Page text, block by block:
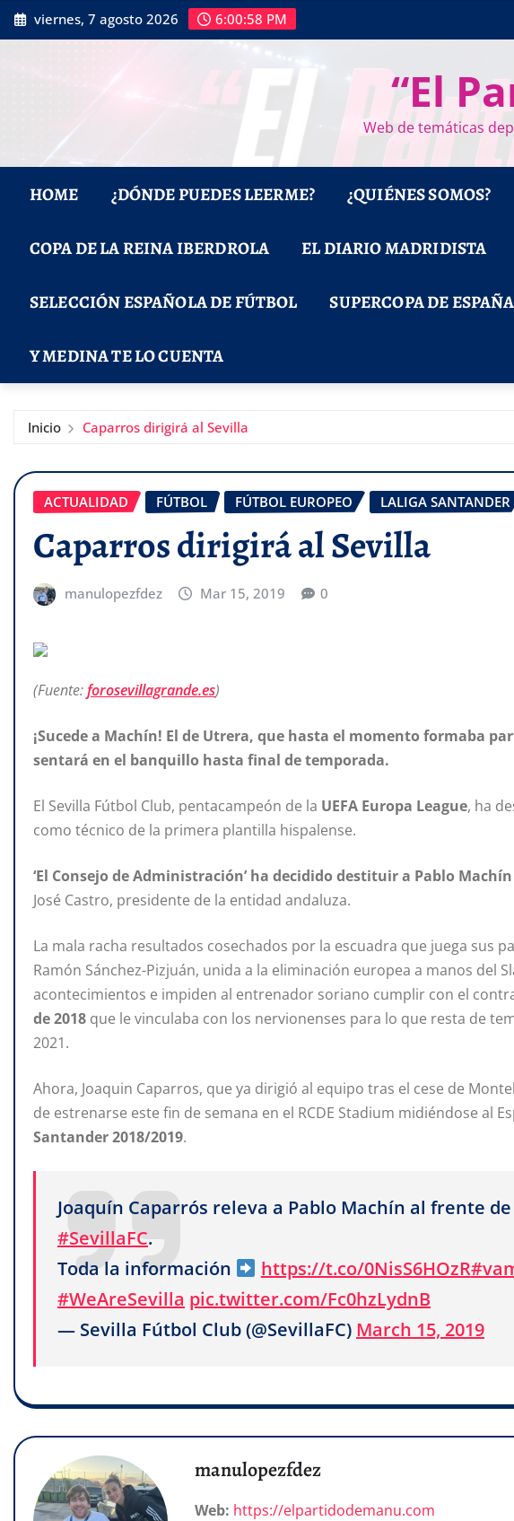
Saltar
al
viernes, 7 agosto 2026 6:00:59 PM
“El
Web de temáticas
HOME ¿DÓNDE PUEDES LEERME? ¿QUIÉNES SOMOS?
COPA DE LA REINA IBERDROLA EL DIARIO MADRIDISTA
SELECCIÓN ESPAÑOLA DE FÚTBOL SUPERCOPA DE
Y MEDINA TE LO CUENTA
Inicio Caparros dirigirá al Sevilla
ACTUALIDAD FÚTBOL FÚTBOL EUROPEO LALIGA SANTANDER
Caparros dirigirá al Sevilla
manulopezfdez Mar 15, 2019 0
(Fuente:forosevillagrande.es)
¡Sucede a Machín! El de Utrera, que hasta el momento formaba
sentará en el banquillo hasta final de temporada.
El Sevilla Fútbol Club, pentacampeón de la UEFA Europa League, ha
como técnico de la primera plantilla hispalense.
‘El Consejo de Administración’ ha decidido destituir a Pablo
José Castro, presidente de la entidad andaluza.
La mala racha resultados cosechados por la escuadra que juega sus
Ramón Sánchez-Pizjuán, unida a la eliminación europea a manos del
acontecimientos e impiden al entrenador soriano cumplir con el
de 2018 que le vinculaba con los nervionenses para lo que resta de
2021.
Ahora, Joaquin Caparros, que ya dirigió al equipo tras el cese de
de estrenarse este fin de semana en el RCDE Stadium midiéndose al
Santander 2018/2019.
Joaquín Caparrós releva a Pablo Machín al frente
#SevillaFC.
Toda la información
https://t.co/0NisS6HOzR
#WeAreSevilla pic.twitter.com/Fc0hzLydnB
— Sevilla Fútbol Club (@SevillaFC) March 15, 2019
manulopezfdez
Web: https://elpartidodemanu.com